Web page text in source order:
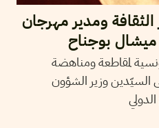
ومدير مهرجان
بوجناح
لمقاطعة ومناهضة
السيّدين وزير الشؤون